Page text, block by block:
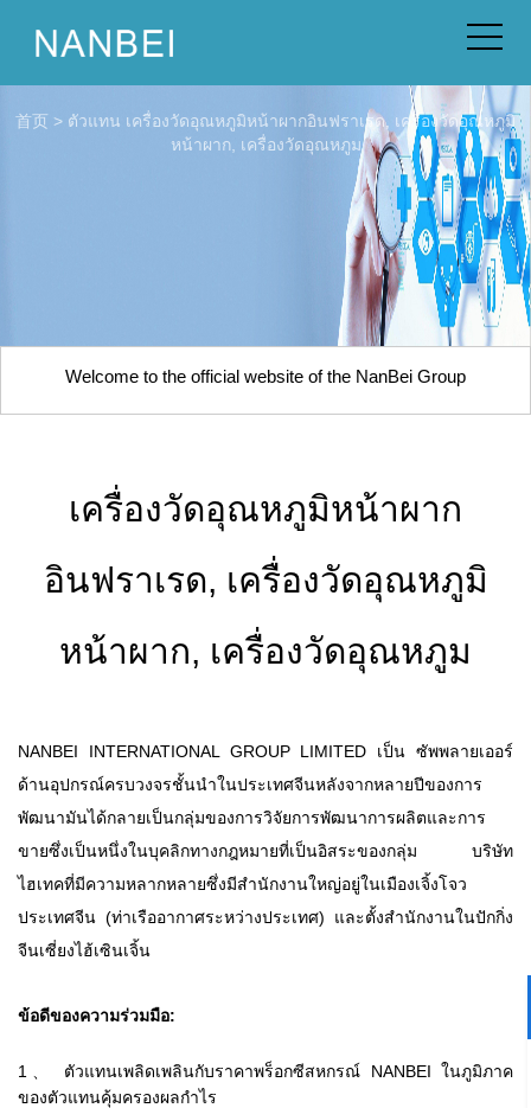
首页 > ตัวแทน เครื่องวัดอุณหภูมิหน้าผากอินฟราเรด, เครื่องวัดอุณหภูมิ
หน้าผาก, เครื่องวัดอุณหภูม
Welcome to the official website of the NanBei Group
เครื่องวัดอุณหภูมิหน้าผาก
อินฟราเรด, เครื่องวัดอุณหภูมิ
หน้าผาก, เครื่องวัดอุณหภูม
NANBEI INTERNATIONAL GROUP LIMITED เป็น ซัพพลายเออร์
ด้านอุปกรณ์ครบวงจรชั้นนำในประเทศจีนหลังจากหลายปีของการ
พัฒนามันได้กลายเป็นกลุ่มของการวิจัยการพัฒนาการผลิตและการ
ขายซึ่งเป็นหนึ่งในบุคลิกทางกฎหมายที่เป็นอิสระของกลุ่ม บริษัท
ไฮเทคที่มีความหลากหลายซึ่งมีสำนักงานใหญ่อยู่ในเมืองเจิ้งโจว
ประเทศจีน (ท่าเรืออากาศระหว่างประเทศ) และตั้งสำนักงานในปักกิ่ง
จีนเซี่ยงไฮ้เซินเจิ้น
ข้อดีของความร่วมมือ:
1、 ตัวแทนเพลิดเพลินกับราคาพร็อกซีสหกรณ์ NANBEI ในภูมิภาค
ของตัวแทนคุ้มครองผลกำไร